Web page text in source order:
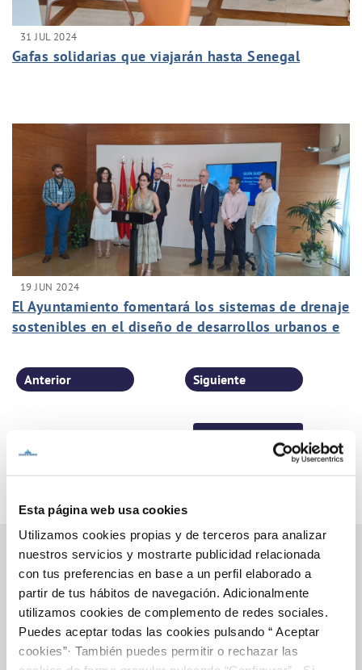
Esta página web usa cookies
Utilizamos cookies propias y de terceros para analizar
nuestros servicios y mostrarte publicidad relacionada
con tus preferencias en base a un perfil elaborado a
partir de tus hábitos de navegación. Adicionalmente
utilizamos cookies de complemento de redes sociales.
Puedes aceptar todas las cookies pulsando “ Aceptar
cookies”· También puedes permitir o rechazar las
31 JUL 2024
Gafas solidarias que viajarán hasta Senegal
19 JUN 2024
El Ayuntamiento fomentará los sistemas de drenaje
sostenibles en el diseño de desarrollos urbanos e
Anterior Siguiente
Inicio